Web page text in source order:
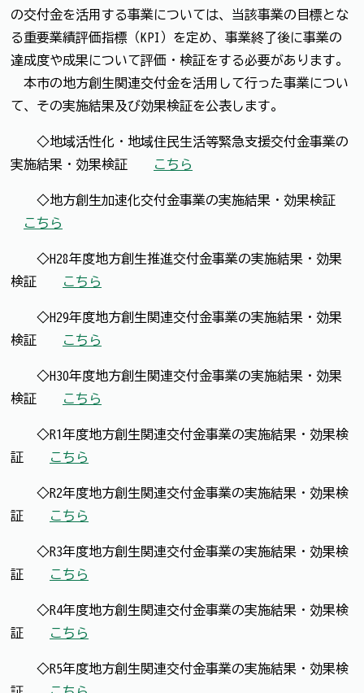
の交付金を活用する事業については、当該事業の目標とな
る重要業績評価指標（KPI）を定め、事業終了後に事業の
達成度や成果について評価・検証をする必要があります。
本市の地方創生関連交付金を活用して行った事業につい
て、その実施結果及び効果検証を公表します。
◇地域活性化・地域住民生活等緊急支援交付金事業の
実施結果・効果検証 →
こちら
◇地方創生加速化交付金事業の実施結果・効果検証
こちら
◇H28年度地方創生推進交付金事業の実施結果・効果
検証 →
こちら
◇H29年度地方創生関連交付金事業の実施結果・効果
検証 →
こちら
◇H30年度地方創生関連交付金事業の実施結果・効果
検証 →
こちら
◇R1年度地方創生関連交付金事業の実施結果・効果検
証 →
こちら
◇R2年度地方創生関連交付金事業の実施結果・効果検
証 →
こちら
◇R3年度地方創生関連交付金事業の実施結果・効果検
証 →
こちら
◇R4年度地方創生関連交付金事業の実施結果・効果検
証 →
こちら
◇R5年度地方創生関連交付金事業の実施結果・効果検